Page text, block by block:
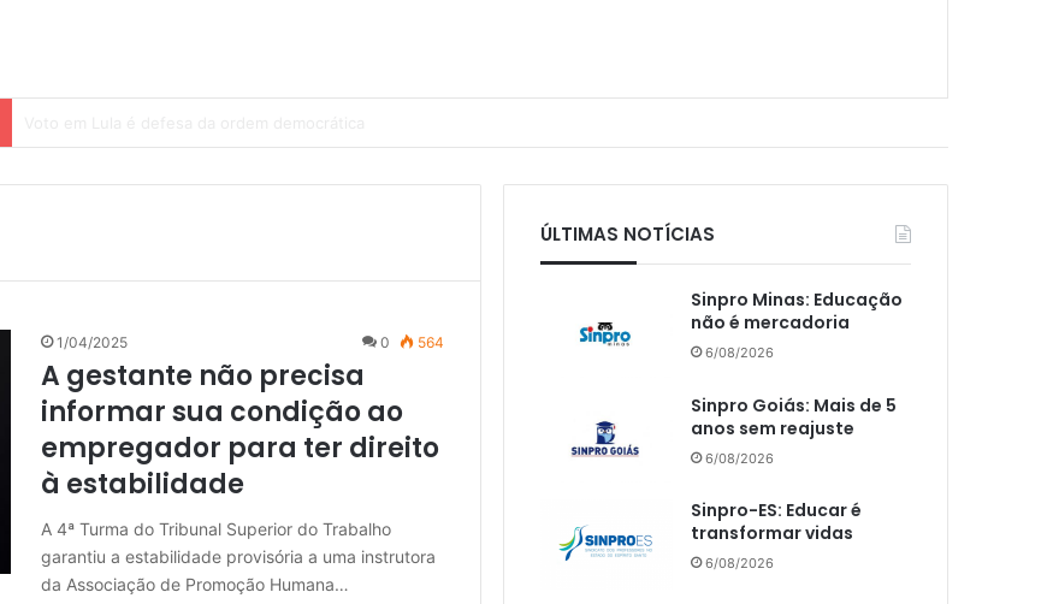
1/04/2025 0 564
A gestante não precisa
informar sua condição ao
empregador para ter direito
à estabilidade
A 4ª Turma do Tribunal Superior do Trabalho
garantiu a estabilidade provisória a uma instrutora
da Associação de Promoção Humana…
ÚLTIMAS NOTÍCIAS
Sinpro Minas: Educação
não é mercadoria
6/08/2026
Sinpro Goiás: Mais de 5
anos sem reajuste
6/08/2026
Sinpro-ES: Educar é
transformar vidas
6/08/2026